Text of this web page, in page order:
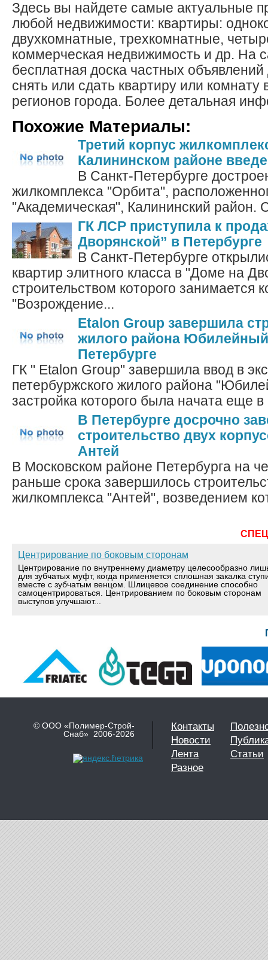
Здесь вы найдете самые актуальные
любой недвижимости: квартиры:
двухкомнатные, трехкомнатные,
коммерческая недвижимость и др. На
бесплатная доска частных
снять или сдать квартиру или комнату
регионов города. Более детальная
Похожие Материалы:
Третий корпус
Калининском районе
В Санкт-Петербурге
жилкомплекса "Орбита",
"Академическая", Калининский район.
ГК ЛСР приступила к
Дворянской” в Петербурге
В Санкт-Петербурге
квартир элитного класса в "Доме на
строительством которого занимается
"Возрождение...
Etalon Group завершила
жилого района Юбилейный
Петербурге
ГК " Etalon Group" завершила ввод в
петербуржского жилого района
застройка которого была начата еще в
В Петербурге досрочно
строительство двух
Антей
В Московском районе Петербурга на
раньше срока завершилось
жилкомплекса "Антей", возведением
Центрирование по боковым сторонам
Центрирование по внутреннему диаметру целесообразно
для зубчатых муфт, когда применяется сплошная закалка
вместе с зубчатым венцом. Шлицевое соединение способно
самоцентрироваться. Центрированием по боковым сторонам
выступов улучшают...
© ООО «Полимер-Строй-
Снаб» 2006-2026
Контакты
Новости
Лента
Статьи
Разное